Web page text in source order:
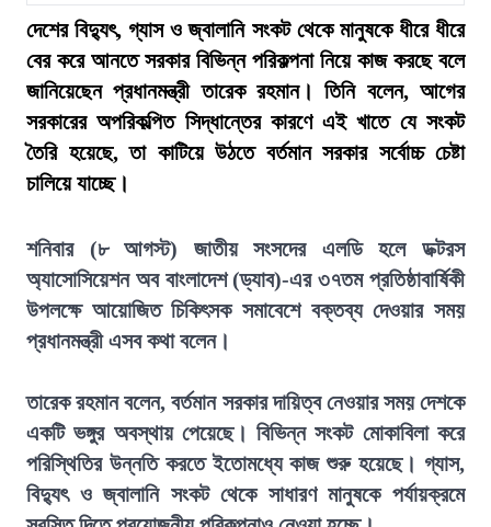
দেশের বিদ্যুৎ, গ্যাস ও জ্বালানি সংকট থেকে মানুষকে ধীরে ধীরে
বের করে আনতে সরকার বিভিন্ন পরিকল্পনা নিয়ে কাজ করছে বলে
জানিয়েছেন প্রধানমন্ত্রী তারেক রহমান। তিনি বলেন, আগের
সরকারের অপরিকল্পিত সিদ্ধান্তের কারণে এই খাতে যে সংকট
তৈরি হয়েছে, তা কাটিয়ে উঠতে বর্তমান সরকার সর্বোচ্চ চেষ্টা
চালিয়ে যাচ্ছে।
শনিবার (৮ আগস্ট) জাতীয় সংসদের এলডি হলে ডক্টরস
অ্যাসোসিয়েশন অব বাংলাদেশ (ড্যাব)-এর ৩৭তম প্রতিষ্ঠাবার্ষিকী
উপলক্ষে আয়োজিত চিকিৎসক সমাবেশে বক্তব্য দেওয়ার সময়
প্রধানমন্ত্রী এসব কথা বলেন।
তারেক রহমান বলেন, বর্তমান সরকার দায়িত্ব নেওয়ার সময় দেশকে
একটি ভঙ্গুর অবস্থায় পেয়েছে। বিভিন্ন সংকট মোকাবিলা করে
পরিস্থিতির উন্নতি করতে ইতোমধ্যে কাজ শুরু হয়েছে। গ্যাস,
বিদ্যুৎ ও জ্বালানি সংকট থেকে সাধারণ মানুষকে পর্যায়ক্রমে